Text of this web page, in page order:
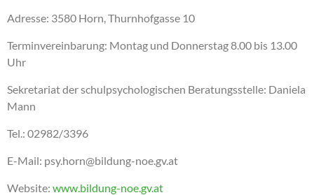
Adresse: 3580 Horn, Thurnhofgasse 10
Terminvereinbarung: Montag und Donnerstag 8.00 bis 13.00
Uhr
Sekretariat der schulpsychologischen Beratungsstelle: Daniela
Mann
Tel.: 02982/3396
E-Mail: psy.horn@bildung-noe.gv.at
Website: www.bildung-noe.gv.at